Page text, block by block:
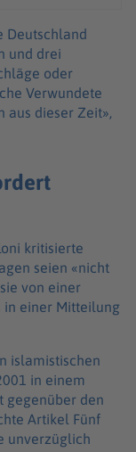
Deutschland
und drei
oder
Verwundete
aus dieser Zeit»,
kritisierte
seien «nicht
von einer
in einer Mitteilung
islamistischen
in einem
gegenüber den
Artikel Fünf
unverzüglich